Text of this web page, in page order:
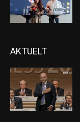
AKTUELT